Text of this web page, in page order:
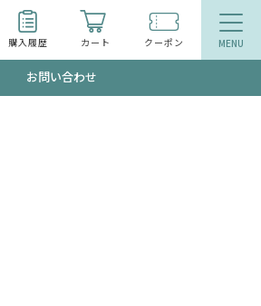
購入履歴 カート クーポン
お問い合わせ